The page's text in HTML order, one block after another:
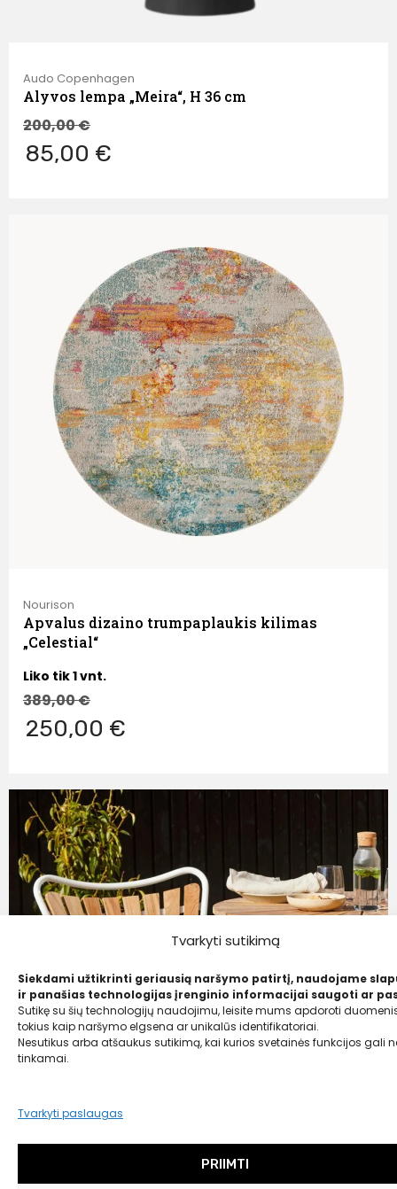
Tvarkyti sutikimą
Siekdami užtikrinti geriausią naršymo patirtį, naudojame
ir panašias technologijas įrenginio informacijai saugoti ar
Sutikę su šių technologijų naudojimu, leisite mums apdoroti
tokius kaip naršymo elgsena ar unikalūs identifikatoriai.
Nesutikus arba atšaukus sutikimą, kai kurios svetainės funkcijos gali
tinkamai.
Tvarkyti paslaugas
PRIIMTI
Audo Copenhagen
Alyvos lempa „Meira“, H 36 cm
200,00€
85,00 €
Nourison
Apvalus dizaino trumpaplaukis kilimas
„Celestial“
Liko tik 1 vnt.
389,00€
250,00 €
Cinas